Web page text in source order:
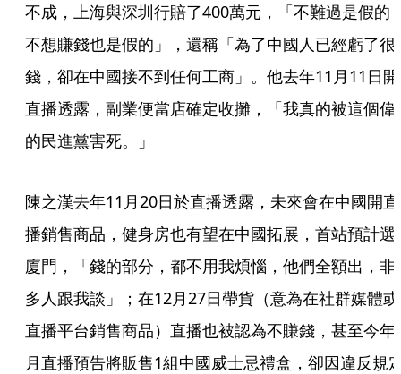
不成，上海與深圳行賠了400萬元，「不難過是假的
不想賺錢也是假的」，還稱「為了中國人已經虧了很
錢，卻在中國接不到任何工商」。他去年11月11日開
直播透露，副業便當店確定收攤，「我真的被這個偉
的民進黨害死。」
陳之漢去年11月20日於直播透露，未來會在中國開直
播銷售商品，健身房也有望在中國拓展，首站預計選
廈門，「錢的部分，都不用我煩惱，他們全額出，非
多人跟我談」；在12月27日帶貨（意為在社群媒體或
直播平台銷售商品）直播也被認為不賺錢，甚至今年
月直播預告將販售1組中國威士忌禮盒，卻因違反規